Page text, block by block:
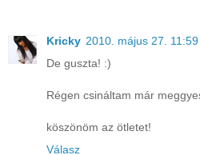
Kricky 2010. május 27. 11:59
De guszta! :)
Régen csináltam már
köszönöm az ötletet!
Válasz